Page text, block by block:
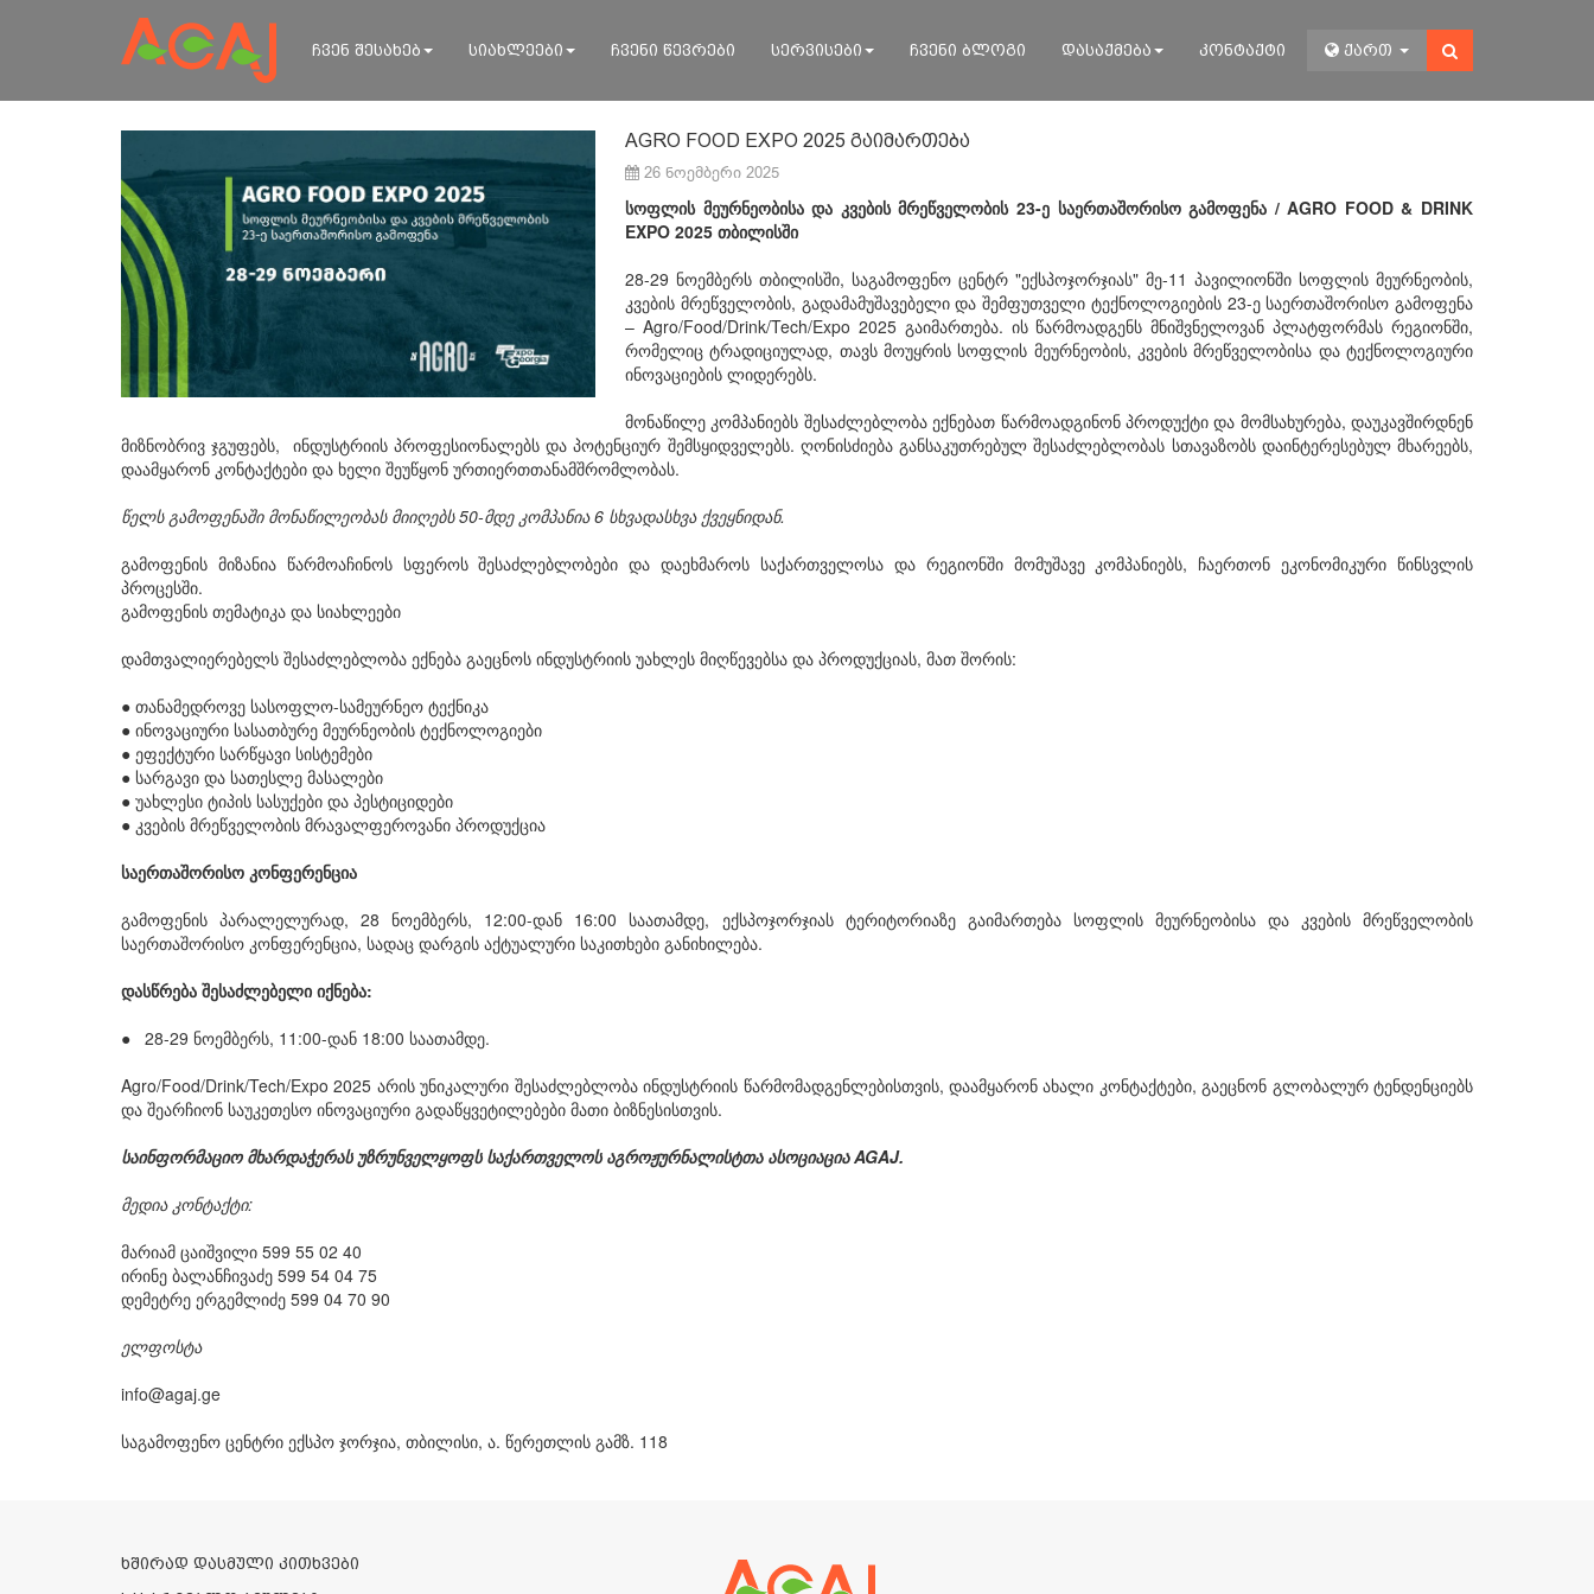
ჩვენ შესახებ სიახლეები ჩვენი წევრები სერვისები ჩვენი ბლოგი დასაქმება კონტაქტი ქართ
AGRO FOOD EXPO 2025 გაიმართება
26 ნოემბერი 2025
სოფლის მეურნეობისა და კვების მრეწველობის 23-ე საერთაშორისო გამოფენა / AGRO FOOD & DRINK
EXPO 2025 თბილისში
28-29 ნოემბერს თბილისში, საგამოფენო ცენტრ "ექსპოჯორჯიას" მე-11 პავილიონში სოფლის მეურნეობის,
კვების მრეწველობის, გადამამუშავებელი და შემფუთველი ტექნოლოგიების 23-ე საერთაშორისო გამოფენა
– Agro/Food/Drink/Tech/Expo 2025 გაიმართება. ის წარმოადგენს მნიშვნელოვან პლატფორმას რეგიონში,
რომელიც ტრადიციულად, თავს მოუყრის სოფლის მეურნეობის, კვების მრეწველობისა და ტექნოლოგიური
ინოვაციების ლიდერებს.
მონაწილე კომპანიებს შესაძლებლობა ექნებათ წარმოადგინონ პროდუქტი და მომსახურება, დაუკავშირდნენ
მიზნობრივ ჯგუფებს, ინდუსტრიის პროფესიონალებს და პოტენციურ შემსყიდველებს. ღონისძიება განსაკუთრებულ შესაძლებლობას სთავაზობს დაინტერესებულ მხარეებს,
დაამყარონ კონტაქტები და ხელი შეუწყონ ურთიერთთანამშრომლობას.
წელს გამოფენაში მონაწილეობას მიიღებს 50-მდე კომპანია 6 სხვადასხვა ქვეყნიდან.
გამოფენის მიზანია წარმოაჩინოს სფეროს შესაძლებლობები და დაეხმაროს საქართველოსა და რეგიონში მომუშავე კომპანიებს, ჩაერთონ ეკონომიკური წინსვლის
პროცესში.
გამოფენის თემატიკა და სიახლეები
დამთვალიერებელს შესაძლებლობა ექნება გაეცნოს ინდუსტრიის უახლეს მიღწევებსა და პროდუქციას, მათ შორის:
● თანამედროვე სასოფლო-სამეურნეო ტექნიკა
● ინოვაციური სასათბურე მეურნეობის ტექნოლოგიები
● ეფექტური სარწყავი სისტემები
● სარგავი და სათესლე მასალები
● უახლესი ტიპის სასუქები და პესტიციდები
● კვების მრეწველობის მრავალფეროვანი პროდუქცია
საერთაშორისო კონფერენცია
გამოფენის პარალელურად, 28 ნოემბერს, 12:00-დან 16:00 საათამდე, ექსპოჯორჯიას ტერიტორიაზე გაიმართება სოფლის მეურნეობისა და კვების მრეწველობის
საერთაშორისო კონფერენცია, სადაც დარგის აქტუალური საკითხები განიხილება.
დასწრება შესაძლებელი იქნება:
● 28-29 ნოემბერს, 11:00-დან 18:00 საათამდე.
Agro/Food/Drink/Tech/Expo 2025 არის უნიკალური შესაძლებლობა ინდუსტრიის წარმომადგენლებისთვის, დაამყარონ ახალი კონტაქტები, გაეცნონ გლობალურ ტენდენციებს
და შეარჩიონ საუკეთესო ინოვაციური გადაწყვეტილებები მათი ბიზნესისთვის.
საინფორმაციო მხარდაჭერას უზრუნველყოფს საქართველოს აგროჟურნალისტთა ასოციაცია AGAJ.
მედია კონტაქტი:
მარიამ ცაიშვილი 599 55 02 40
ირინე ბალანჩივაძე 599 54 04 75
დემეტრე ერგემლიძე 599 04 70 90
ელფოსტა
info@agaj.ge
საგამოფენო ცენტრი ექსპო ჯორჯია, თბილისი, ა. წერეთლის გამზ. 118
ხშირად დასმული კითხვები